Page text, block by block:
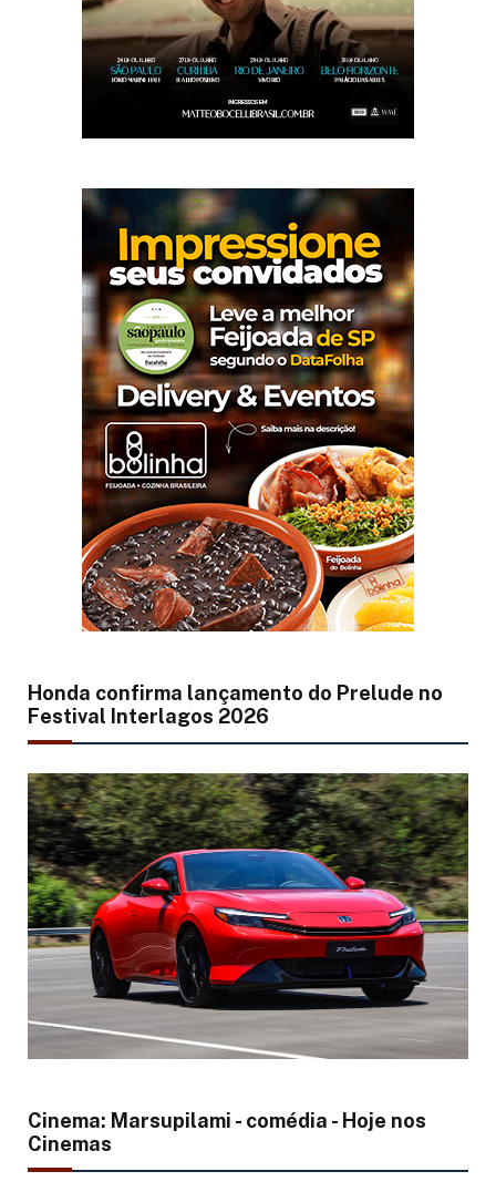
Honda confirma lançamento do Prelude no
Festival Interlagos 2026
Cinema: Marsupilami - comédia - Hoje nos
Cinemas